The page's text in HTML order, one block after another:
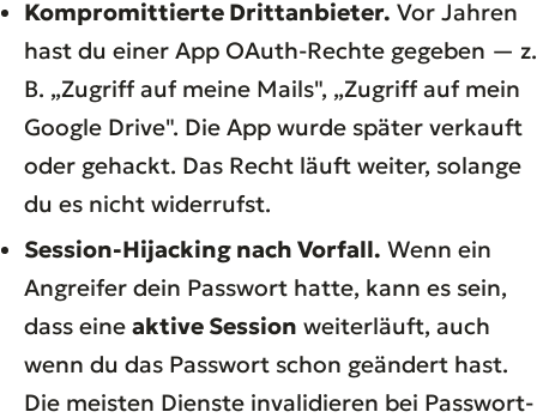
Kompromittierte Drittanbieter. Vor Jahren
hast du einer App OAuth-Rechte gegeben — z.
B. „Zugriff auf meine Mails", „Zugriff auf mein
Google Drive". Die App wurde später verkauft
oder gehackt. Das Recht läuft weiter, solange
du es nicht widerrufst.
Session-Hijacking nach Vorfall. Wenn ein
Angreifer dein Passwort hatte, kann es sein,
dass eine aktive Session weiterläuft, auch
wenn du das Passwort schon geändert hast.
Die meisten Dienste invalidieren bei Passwort-